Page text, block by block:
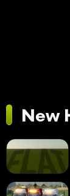
New